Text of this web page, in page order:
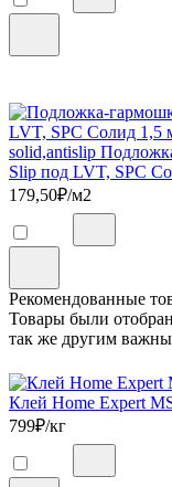
solid,antislip
Slip под LVT, SPC
179,50₽/м2
Рекомендованные
Товары были
так же другим
Клей Home Expert
799₽/кг